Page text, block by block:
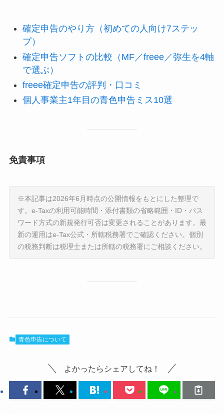
確定申告のやり方（初めての人向け7ステッ
プ）
確定申告ソフトの比較（MF／freee／弥生を4軸
で選ぶ）
freee確定申告の評判・口コミ
個人事業主1年目の青色申告ミス10選
免責事項
※本記事は2026年6月時点の公開情報をもとにした整理で
す。e-Taxの利用可能時間・添付書類の省略範囲・ID・パス
ワード方式の新規発行可否は変更されることがあります。最
新の運用はe-Tax公式・所轄税務署でご確認ください。個別
の税務判断は税理士または所轄の税務署にご相談ください。
青色申告について
よかったらシェアしてね！